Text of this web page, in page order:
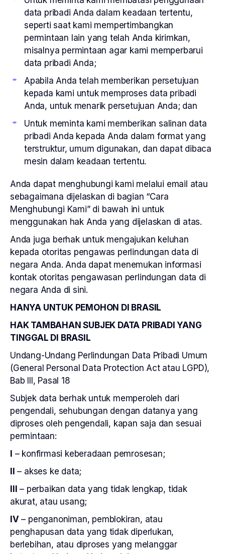
data pribadi Anda dalam keadaan tertentu,
seperti saat kami mempertimbangkan
permintaan lain yang telah Anda kirimkan,
misalnya permintaan agar kami memperbarui
data pribadi Anda;
Apabila Anda telah memberikan persetujuan
kepada kami untuk memproses data pribadi
Anda, untuk menarik persetujuan Anda; dan
Untuk meminta kami memberikan salinan data
pribadi Anda kepada Anda dalam format yang
terstruktur, umum digunakan, dan dapat dibaca
mesin dalam keadaan tertentu.
Anda dapat menghubungi kami melalui email atau
sebagaimana dijelaskan di bagian “Cara
Menghubungi Kami” di bawah ini untuk
menggunakan hak Anda yang dijelaskan di atas.
Anda juga berhak untuk mengajukan keluhan
kepada otoritas pengawas perlindungan data di
negara Anda. Anda dapat menemukan informasi
kontak otoritas pengawasan perlindungan data di
negara Anda di sini.
HANYA UNTUK PEMOHON DI BRASIL
HAK TAMBAHAN SUBJEK DATA PRIBADI YANG
TINGGAL DI BRASIL
Undang-Undang Perlindungan Data Pribadi Umum
(General Personal Data Protection Act atau LGPD),
Bab III, Pasal 18
Subjek data berhak untuk memperoleh dari
pengendali, sehubungan dengan datanya yang
diproses oleh pengendali, kapan saja dan sesuai
permintaan:
– konfirmasi keberadaan pemrosesan;
– akses ke data;
– perbaikan data yang tidak lengkap, tidak
akurat, atau usang;
IV– penganoniman, pemblokiran, atau
penghapusan data yang tidak diperlukan,
berlebihan, atau diproses yang melanggar